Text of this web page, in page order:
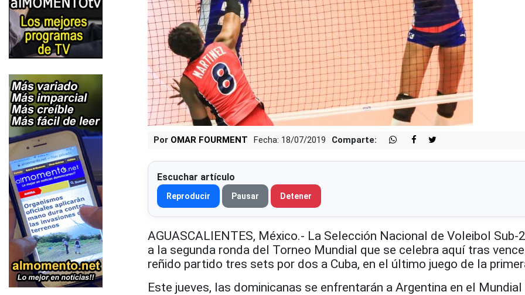
Por OMAR FOURMENT Fecha: 18/07/2019 Comparte:
Escuchar artículo
Reproducir Pausar Detener
AGUASCALIENTES, México.- La Selección Nacional de Voleibol Sub-
a la segunda ronda del Torneo Mundial que se celebra aquí tras
reñido partido tres sets por dos a Cuba, en el último juego de la
Este jueves, las dominicanas se enfrentarán a Argentina en el Mundial